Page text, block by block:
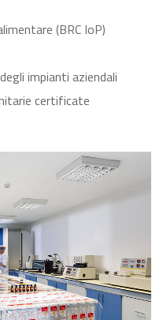
(BRC IoP)
impianti aziendali
certificate